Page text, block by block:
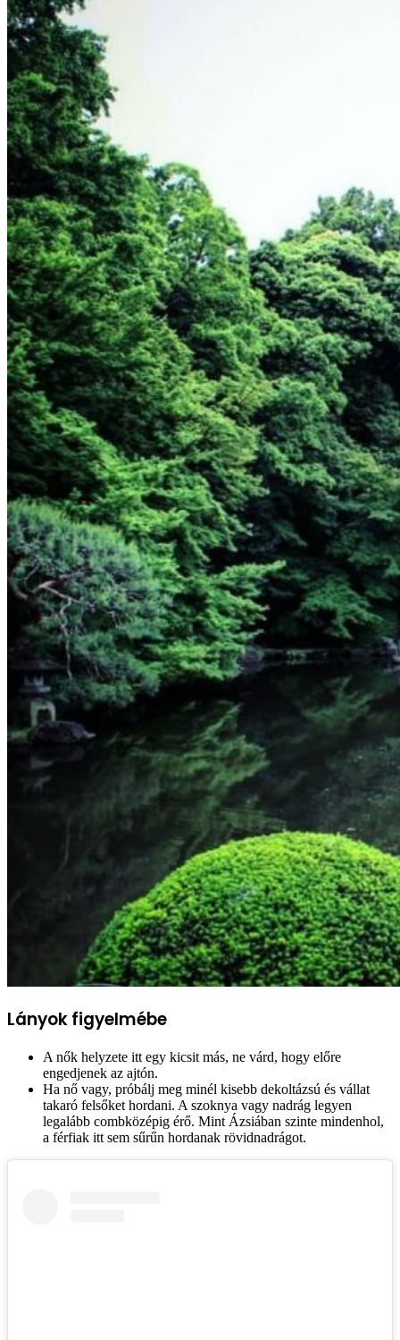
Lányok figyelmébe
A nők helyzete itt egy kicsit más, ne várd, hogy előre
engedjenek az ajtón.
Ha nő vagy, próbálj meg minél kisebb dekoltázsú és vállat
takaró felsőket hordani. A szoknya vagy nadrág legyen
legalább combközépig érő. Mint Ázsiában szinte mindenhol,
a férfiak itt sem sűrűn hordanak rövidnadrágot.